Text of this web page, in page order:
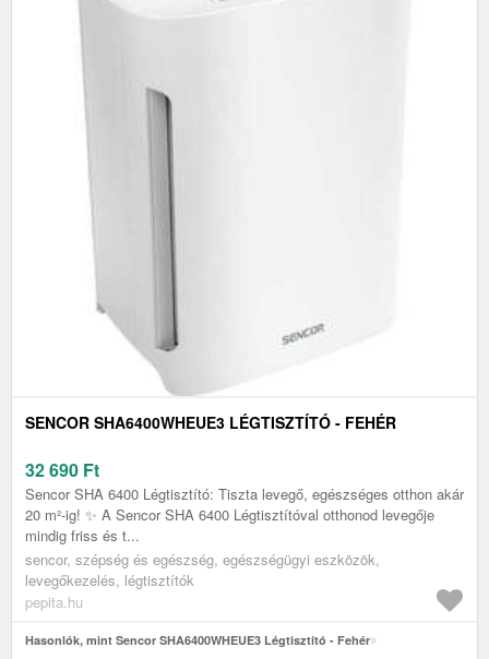
SENCOR SHA6400WHEUE3 LÉGTISZTÍTÓ - FEHÉR
32 690 Ft
Sencor SHA 6400 Légtisztító: Tiszta levegő, egészséges otthon akár
20 m²-ig! ✨ A Sencor SHA 6400 Légtisztítóval otthonod levegője
mindig friss és t...
sencor, szépség és egészség, egészségügyi eszközök,
levegőkezelés, légtisztítók
pepita.hu
Hasonlók, mint Sencor SHA6400WHEUE3 Légtisztító - Fehér